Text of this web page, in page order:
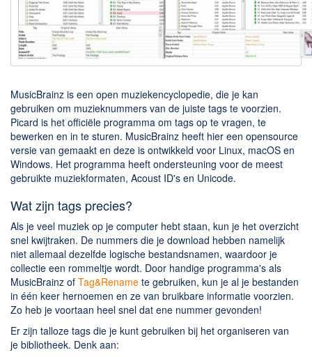
Downloaden
BitTorrent Clients
Nieuwslezers (Downloaden via usenet)
Onderhoud & Veiligheid
Computer opschonen
Veilig online
Productiviteit
Planning en organisatie
Tekst en Administratie
Overige
Algemeen
Chatten en bellen
Dating apps
MusicBrainz is een open muziekencyclopedie, die je kan
gebruiken om muzieknummers van de juiste tags te voorzien.
Picard is het officiële programma om tags op te vragen, te
bewerken en in te sturen. MusicBrainz heeft hier een opensource
versie van gemaakt en deze is ontwikkeld voor Linux, macOS en
Windows. Het programma heeft ondersteuning voor de meest
gebruikte muziekformaten, Acoust ID's en Unicode.
Wat zijn tags precies?
Als je veel muziek op je computer hebt staan, kun je het overzicht
snel kwijtraken. De nummers die je download hebben namelijk
niet allemaal dezelfde logische bestandsnamen, waardoor je
collectie een rommeltje wordt. Door handige programma's als
MusicBrainz of Tag&Rename te gebruiken, kun je al je bestanden
in één keer hernoemen en ze van bruikbare informatie voorzien.
Zo heb je voortaan heel snel dat ene nummer gevonden!
Er zijn talloze tags die je kunt gebruiken bij het organiseren van
je bibliotheek. Denk aan: